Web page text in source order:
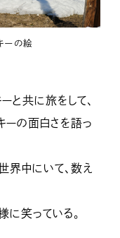
ーの絵
と共に旅をして、
ーの面白さを語っ
界中にいて、数え
に笑っている。